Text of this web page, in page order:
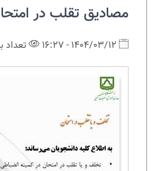
مصادیق تقلب در
1404/03/12 - 16:27 تعداد